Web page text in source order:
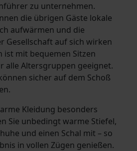
zu unternehmen.
die übrigen Gäste lokale
aufwärmen und die
Gesellschaft auf sich wirken
ist mit bequemen Sitzen
alle Altersgruppen geeignet.
sicher auf dem Schoß
Kleidung besonders
Sie unbedingt warme Stiefel,
und einen Schal mit – so
in vollen Zügen genießen.